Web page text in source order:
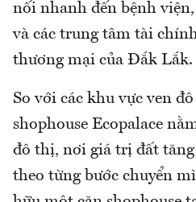
nối nhanh đến bệnh
và các trung tâm tài
thương mại của Đắk Lắk.
So với các khu vực ven
shophouse Ecopalace
đô thị, nơi giá trị đất
theo từng bước chuyển